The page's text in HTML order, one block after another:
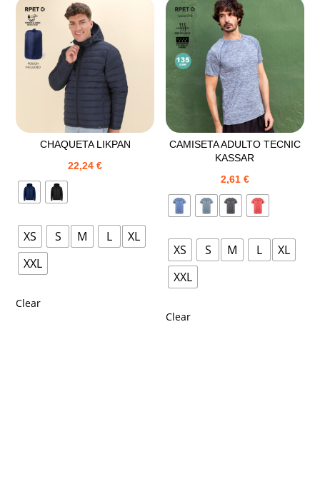
CHAQUETA LIKPAN
22,24€
XS S M L
XL
XXL
Clear
CAMISETA ADULTO TECNIC
KASSAR
2,61 €
XS S M L
XL
XXL
Clear